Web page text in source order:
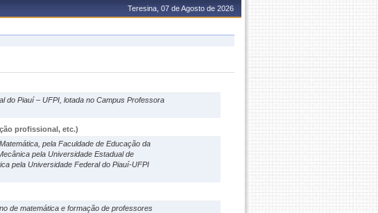
Teresina, 07 de Agosto de 2026
do Piauí – UFPI, lotada no Campus Professora
profissional, etc.)
pela Faculdade de Educação da
pela Universidade Estadual de
pela Universidade Federal do Piauí-UFPI
de matemática e formação de professores